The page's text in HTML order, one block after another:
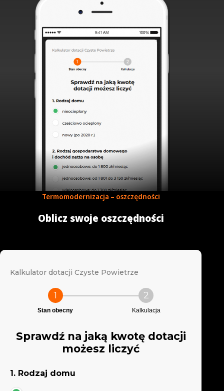
Termomodernizacja – oszczędności
Oblicz swoje oszczędności
Kalkulator dotacji Czyste Powietrze
1
Stan obecny
2
Kalkulacja
Sprawdź na jaką kwotę dotacji
możesz liczyć
1. Rodzaj domu